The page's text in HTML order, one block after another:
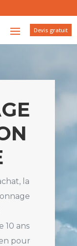
Devis gratuit
la
10 ans
pour